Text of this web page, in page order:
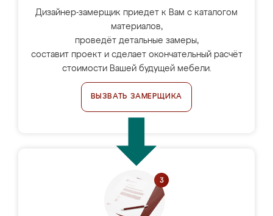
Дизайнер-замерщик приедет к Вам с каталогом
материалов,
проведёт детальные замеры,
составит проект и сделает окончательный расчёт
стоимости Вашей будущей мебели.
ВЫЗВАТЬ ЗАМЕРЩИКА